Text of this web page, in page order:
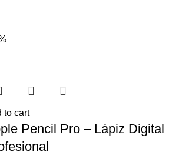
to cart
Pencil Pro – Lápiz Digital